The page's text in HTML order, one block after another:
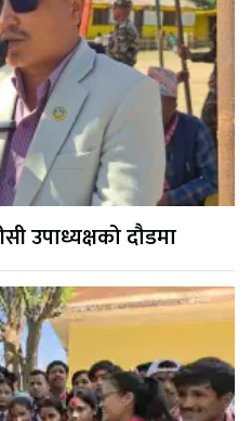
उपाध्यक्षको दौडमा